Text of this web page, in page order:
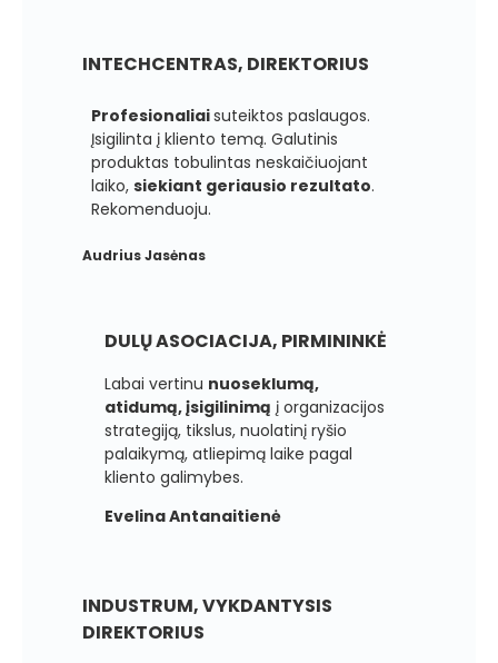
INTECHCENTRAS, DIREKTORIUS
Profesionaliaisuteiktos paslaugos.
Įsigilinta į kliento temą. Galutinis
produktas tobulintas neskaičiuojant
laiko, siekiant geriausio rezultato.
Rekomenduoju.
Audrius Jasėnas
DULŲ ASOCIACIJA, PIRMININKĖ
Labai vertinu nuoseklumą,
atidumą, įsigilinimą į organizacijos
strategiją, tikslus, nuolatinį ryšio
palaikymą, atliepimą laike pagal
kliento galimybes.
Evelina Antanaitienė
INDUSTRUM, VYKDANTYSIS
DIREKTORIUS